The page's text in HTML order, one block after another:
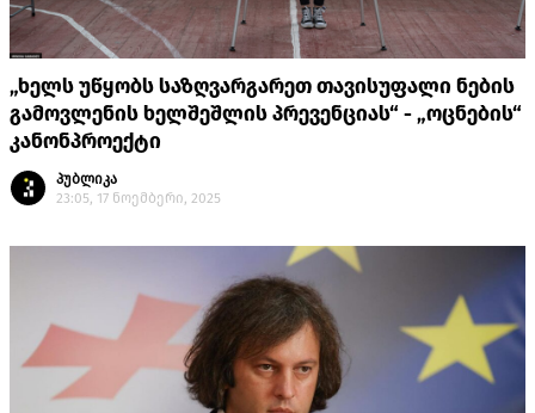
„ხელს უწყობს საზღვარგარეთ თავისუფალი ნების
გამოვლენის ხელშეშლის პრევენციას“ - „ოცნების“
კანონპროექტი
პუბლიკა
23:05, 17 ნოემბერი, 2025